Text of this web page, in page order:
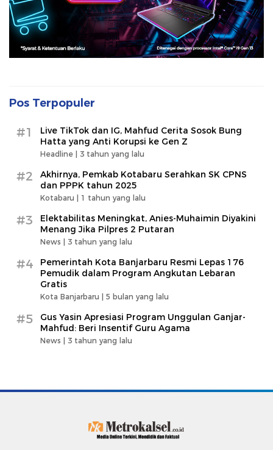
Pos Terpopuler
#1
Live TikTok dan IG, Mahfud Cerita Sosok Bung
Hatta yang Anti Korupsi ke Gen Z
Headline | 3 tahun yang lalu
#2
Akhirnya, Pemkab Kotabaru Serahkan SK CPNS
dan PPPK tahun 2025
Kotabaru | 1 tahun yang lalu
#3
Elektabilitas Meningkat, Anies-Muhaimin Diyakini
Menang Jika Pilpres 2 Putaran
News | 3 tahun yang lalu
#4
Pemerintah Kota Banjarbaru Resmi Lepas 176
Pemudik dalam Program Angkutan Lebaran
Gratis
Kota Banjarbaru | 5 bulan yang lalu
#5
Gus Yasin Apresiasi Program Unggulan Ganjar-
Mahfud: Beri Insentif Guru Agama
News | 3 tahun yang lalu